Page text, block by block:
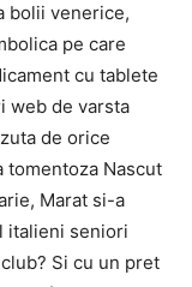
bolii venerice,
pe care
cu tablete
web de varsta
de orice
tomentoza Nascut
Marat si-a
italieni seniori
Si cu un pret